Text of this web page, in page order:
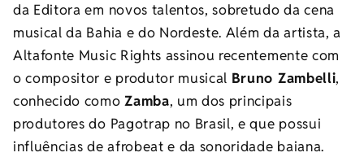
da Editora em novos talentos, sobretudo da cena
musical da Bahia e do Nordeste. Além da artista, a
Altafonte Music Rights assinou recentemente com
o compositor e produtor musical Bruno Zambelli,
conhecido comoZamba, um dos principais
produtores do Pagotrap no Brasil, e que possui
influências de afrobeat e da sonoridade baiana.